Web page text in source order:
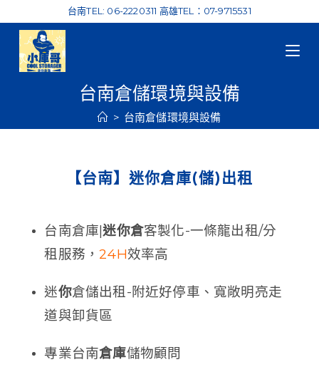
台南TEL: 06-2220311 高雄TEL：07-9715531
台南倉儲環境與設備
> 台南倉儲環境與設備
【台南】迷你倉庫(儲)出租
台南倉庫|迷你倉客製化-一條龍出租/分
租服務，24H效率高
迷你倉儲出租-附近好停車、寬敞明亮走
道與卸貨區
專業台南倉庫儲物顧問